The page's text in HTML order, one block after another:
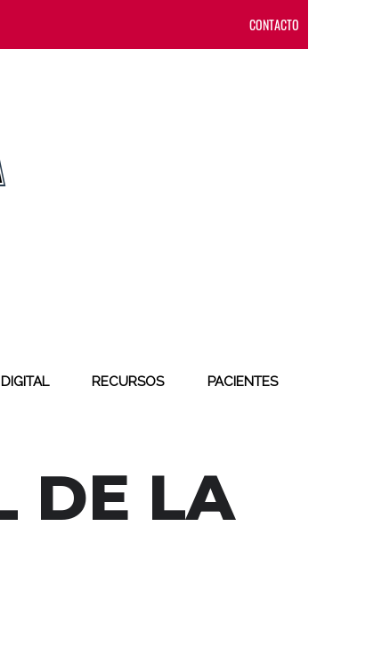
CONTACTO
RECURSOS PACIENTES
DE LA